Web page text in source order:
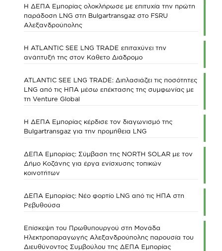
Η ΔΕΠΑ Εμπορίας ολοκλήρωσε με επιτυχία την πρώτη
παράδοση LNG στη Bulgartransgaz στο FSRU
Αλεξανδρούπολης
Η ATLANTIC SEE LNG TRADE επιταχύνει την
ανάπτυξή της στον Κάθετο Διάδρομο
ATLANTIC SEE LNG TRADE: Διπλασιάζει τις ποσότητες
LNG από τις ΗΠΑ μέσω επέκτασης της συμφωνίας με
τη Venture Global
Η ΔΕΠΑ Εμπορίας κέρδισε τον διαγωνισμό της
Bulgartransgaz για την προμήθεια LNG
ΔΕΠΑ Εμπορίας: Σύμβαση της NORTH SOLAR με τον
Δήμο Κοζάνης για έργα ενίσχυσης τοπικών
κοινοτήτων
ΔΕΠΑ Εμπορίας: Νέο φορτίο LNG από τις ΗΠΑ στη
Ρεβυθούσα
Επίσκεψη του Πρωθυπουργού στη Μονάδα
Ηλεκτροπαραγωγής Αλεξανδρούπολης παρουσία του
Διευθύνοντος Συμβούλου της ΔΕΠΑ Εμπορίας